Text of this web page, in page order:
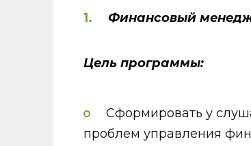
Финансовый
Цель программы:
Сформировать у
проблем управления